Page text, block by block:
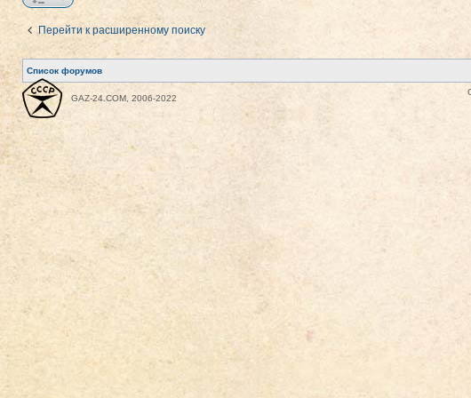
Перейти к расширенному поиску
Список форумов
GAZ-24.COM, 2006-2022